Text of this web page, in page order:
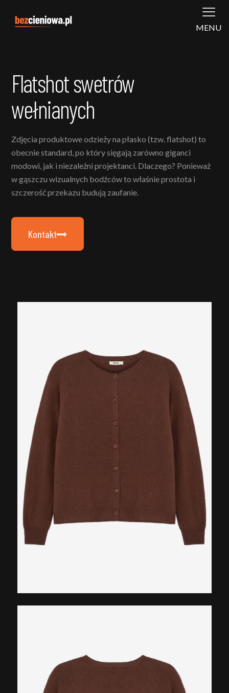
MENU
Flatshot swetrów
wełnianych
Zdjęcia produktowe odzieży na płasko (tzw. flatshot) to
obecnie standard, po który sięgają zarówno giganci
modowi, jak i niezależni projektanci. Dlaczego? Ponieważ
w gąszczu wizualnych bodźców to właśnie prostota i
szczerość przekazu budują zaufanie.
Kontakt